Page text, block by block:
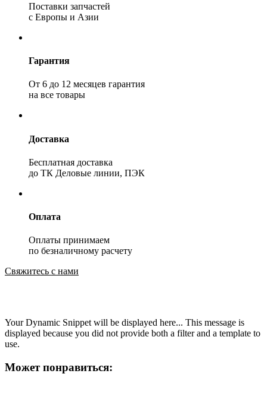
Поставки запчастей
с Европы и Азии
Гарантия
От 6 до 12 месяцев гарантия
на все товары
Доставка
Бесплатная доставка
до ТК Деловые линии, ПЭК
Оплата
Оплаты принимаем
по безналичному расчету
Свяжитесь с нами
Your Dynamic Snippet will be displayed here... This message is
displayed because you did not provide both a filter and a template to
use.
Может понравиться: